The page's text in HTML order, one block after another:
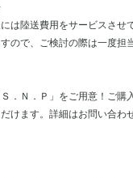
は陸送費用をサービスさせ
ので、ご検討の際は一度担
Ｓ．Ｎ．Ｐ」をご用意！ご購
けます。詳細はお問い合わ